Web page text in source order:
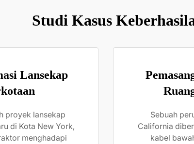
Studi Kasus
Lansekap
proyek lansekap
di Kota New York,
menghadapi
Sebuah
California
kabel